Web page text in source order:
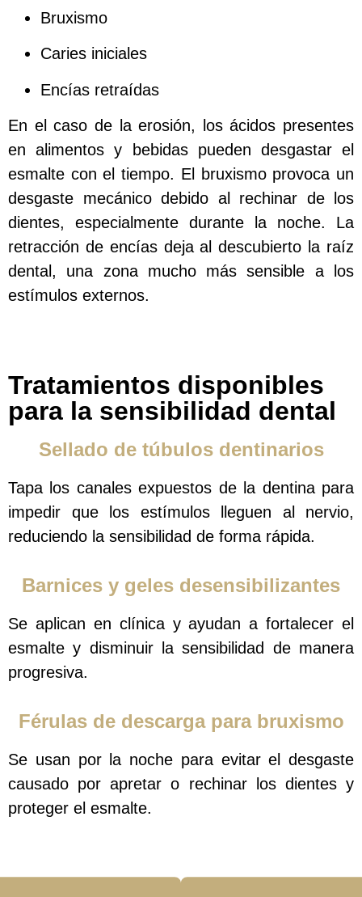
Bruxismo
Caries iniciales
Encías retraídas
En el caso de la erosión, los ácidos presentes
en alimentos y bebidas pueden desgastar el
esmalte con el tiempo. El bruxismo provoca un
desgaste mecánico debido al rechinar de los
dientes, especialmente durante la noche. La
retracción de encías deja al descubierto la raíz
dental, una zona mucho más sensible a los
estímulos externos.
Tratamientos disponibles
para la sensibilidad dental
Sellado de túbulos dentinarios
Tapa los canales expuestos de la dentina para
impedir que los estímulos lleguen al nervio,
reduciendo la sensibilidad de forma rápida.
Barnices y geles desensibilizantes
Se aplican en clínica y ayudan a fortalecer el
esmalte y disminuir la sensibilidad de manera
progresiva.
Férulas de descarga para bruxismo
Se usan por la noche para evitar el desgaste
causado por apretar o rechinar los dientes y
proteger el esmalte.